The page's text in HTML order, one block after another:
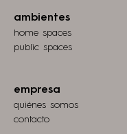
ambientes
home spaces
public spaces
empresa
quiénes somos
contacto